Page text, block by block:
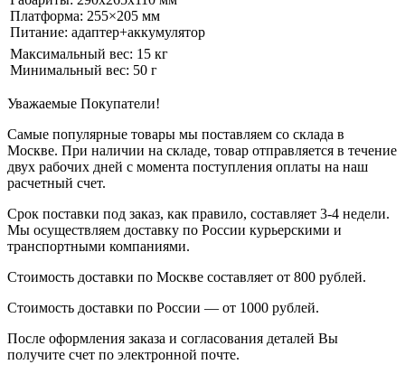
Платформа: 255×205 мм
Питание: адаптер+аккумулятор
Максимальный вес: 15 кг
Минимальный вес: 50 г
Уважаемые Покупатели!
Самые популярные товары мы поставляем со склада в
Москве. При наличии на складе, товар отправляется в течение
двух рабочих дней с момента поступления оплаты на наш
расчетный счет.
Срок поставки под заказ, как правило, составляет 3-4 недели.
Мы осуществляем доставку по России курьерскими и
транспортными компаниями.
Стоимость доставки по Москве составляет от 800 рублей.
Стоимость доставки по России — от 1000 рублей.
После оформления заказа и согласования деталей Вы
получите счет по электронной почте.